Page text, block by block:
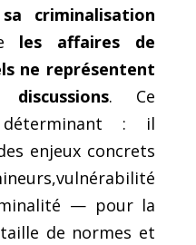
criminalisation
les affaires de
ne représentent
. Ce
déterminant : il
enjeux concrets
— pour la
de normes et